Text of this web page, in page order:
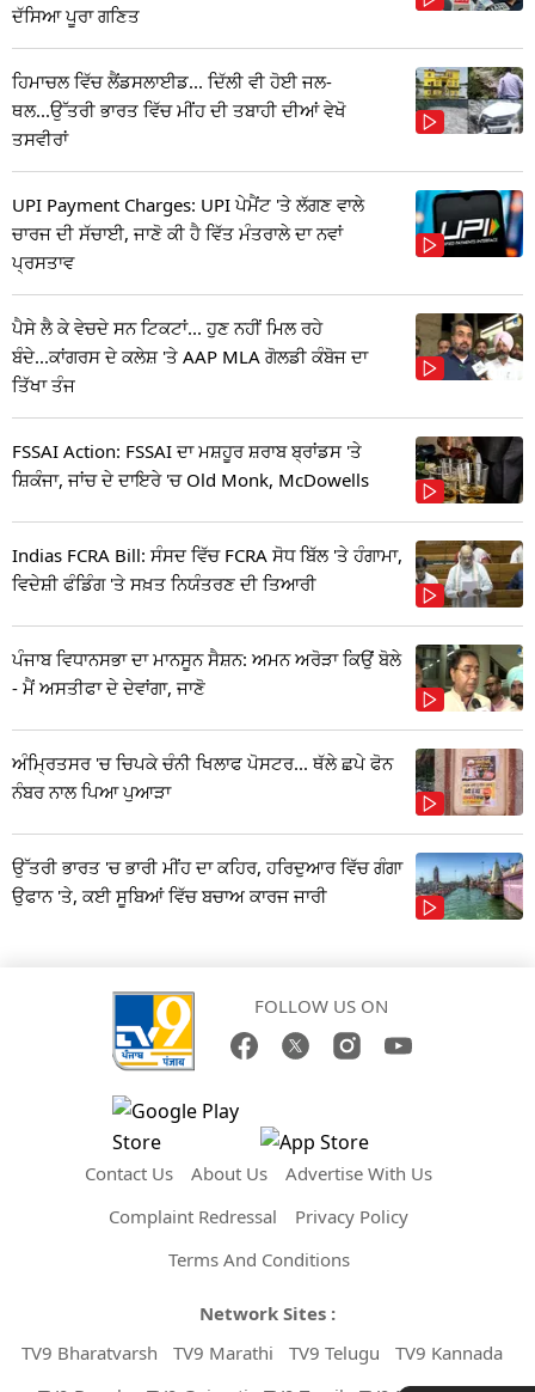
ਦੱਸਿਆ ਪੂਰਾ ਗਣਿਤ
ਹਿਮਾਚਲ ਵਿੱਚ ਲੈਂਡਸਲਾਈਡ... ਦਿੱਲੀ ਵੀ ਹੋਈ ਜਲ-
ਥਲ...ਉੱਤਰੀ ਭਾਰਤ ਵਿੱਚ ਮੀਂਹ ਦੀ ਤਬਾਹੀ ਦੀਆਂ ਵੇਖੋ
ਤਸਵੀਰਾਂ
UPI Payment Charges: UPI ਪੇਮੈਂਟ 'ਤੇ ਲੱਗਣ ਵਾਲੇ
ਚਾਰਜ ਦੀ ਸੱਚਾਈ, ਜਾਣੋ ਕੀ ਹੈ ਵਿੱਤ ਮੰਤਰਾਲੇ ਦਾ ਨਵਾਂ
ਪ੍ਰਸਤਾਵ
ਪੈਸੇ ਲੈ ਕੇ ਵੇਚਦੇ ਸਨ ਟਿਕਟਾਂ... ਹੁਣ ਨਹੀਂ ਮਿਲ ਰਹੇ
ਬੰਦੇ...ਕਾਂਗਰਸ ਦੇ ਕਲੇਸ਼ 'ਤੇ AAP MLA ਗੋਲਡੀ ਕੰਬੋਜ ਦਾ
ਤਿੱਖਾ ਤੰਜ
FSSAI Action: FSSAI ਦਾ ਮਸ਼ਹੂਰ ਸ਼ਰਾਬ ਬ੍ਰਾਂਡਸ 'ਤੇ
ਸ਼ਿਕੰਜਾ, ਜਾਂਚ ਦੇ ਦਾਇਰੇ 'ਚ Old Monk, McDowells
Indias FCRA Bill: ਸੰਸਦ ਵਿੱਚ FCRA ਸੋਧ ਬਿੱਲ 'ਤੇ ਹੰਗਾਮਾ,
ਵਿਦੇਸ਼ੀ ਫੰਡਿੰਗ 'ਤੇ ਸਖ਼ਤ ਨਿਯੰਤਰਣ ਦੀ ਤਿਆਰੀ
ਪੰਜਾਬ ਵਿਧਾਨਸਭਾ ਦਾ ਮਾਨਸੂਨ ਸੈਸ਼ਨ: ਅਮਨ ਅਰੋੜਾ ਕਿਉਂ ਬੋਲੇ
- ਮੈਂ ਅਸਤੀਫਾ ਦੇ ਦੇਵਾਂਗਾ, ਜਾਣੋ
ਅੰਮ੍ਰਿਤਸਰ 'ਚ ਚਿਪਕੇ ਚੰਨੀ ਖਿਲਾਫ ਪੋਸਟਰ... ਥੱਲੇ ਛਪੇ ਫੋਨ
ਨੰਬਰ ਨਾਲ ਪਿਆ ਪੁਆੜਾ
ਉੱਤਰੀ ਭਾਰਤ 'ਚ ਭਾਰੀ ਮੀਂਹ ਦਾ ਕਹਿਰ, ਹਰਿਦੁਆਰ ਵਿੱਚ ਗੰਗਾ
ਉਫਾਨ 'ਤੇ, ਕਈ ਸੂਬਿਆਂ ਵਿੱਚ ਬਚਾਅ ਕਾਰਜ ਜਾਰੀ
FOLLOW US ON
Contact Us About Us
Advertise With Us
Complaint Redressal
Privacy Policy
Terms And Conditions
Network Sites :
TV9 Bharatvarsh
TV9 Marathi TV9 Telugu
TV9 Kannada